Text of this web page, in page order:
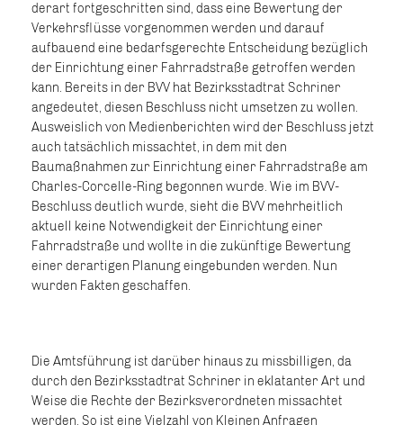
derart fortgeschritten sind, dass eine Bewertung der
Verkehrsflüsse vorgenommen werden und darauf
aufbauend eine bedarfsgerechte Entscheidung bezüglich
der Einrichtung einer Fahrradstraße getroffen werden
kann. Bereits in der BVV hat Bezirksstadtrat Schriner
angedeutet, diesen Beschluss nicht umsetzen zu wollen.
Ausweislich von Medienberichten wird der Beschluss jetzt
auch tatsächlich missachtet, in dem mit den
Baumaßnahmen zur Einrichtung einer Fahrradstraße am
Charles-Corcelle-Ring begonnen wurde. Wie im BVV-
Beschluss deutlich wurde, sieht die BVV mehrheitlich
aktuell keine Notwendigkeit der Einrichtung einer
Fahrradstraße und wollte in die zukünftige Bewertung
einer derartigen Planung eingebunden werden. Nun
wurden Fakten geschaffen.
Die Amtsführung ist darüber hinaus zu missbilligen, da
durch den Bezirksstadtrat Schriner in eklatanter Art und
Weise die Rechte der Bezirksverordneten missachtet
werden. So ist eine Vielzahl von Kleinen Anfragen